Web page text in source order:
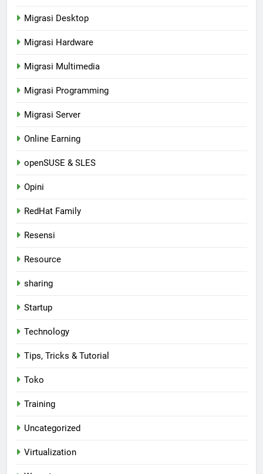
Migrasi Desktop
Migrasi Hardware
Migrasi Multimedia
Migrasi Programming
Migrasi Server
Online Earning
openSUSE & SLES
Opini
RedHat Family
Resensi
Resource
sharing
Startup
Technology
Tips, Tricks & Tutorial
Toko
Training
Uncategorized
Virtualization